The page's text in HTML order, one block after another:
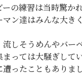
ーの練習は当時驚か
ン達はみんな大き
しそうめんやバー
っては大騒ぎして
ったこともありま